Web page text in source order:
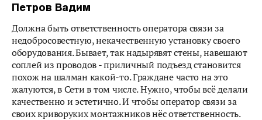
Петров Вадим
Должна быть ответственность оператора связи за
недобросовестную, некачественную установку своего
оборудования. Бывает, так надырявят стены, навешают
соплей из проводов - приличный подъезд становится
похож на шалман какой-то. Граждане часто на это
жалуются, в Сети в том числе. Нужно, чтобы всё делали
качественно и эстетично. И чтобы оператор связи за
своих криворуких монтажников нёс ответственность.